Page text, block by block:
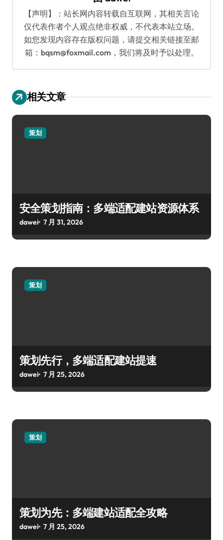
【声明】：站长网内容转载自互联网，其相关言论
仅代表作者个人观点绝非权威，不代表本站立场。
如您发现内容存在版权问题，请提交相关链接至邮
箱：bqsm@foxmail.com，我们将及时予以处理。
相关文章
策划
安全策划指南：多端适配建站资源体系
dawei 7 月 31, 2026
策划
策划先行，多端适配建站提速
dawei 7 月 25, 2026
策划
策划为先：多端建站适配全攻略
dawei 7 月 25, 2026